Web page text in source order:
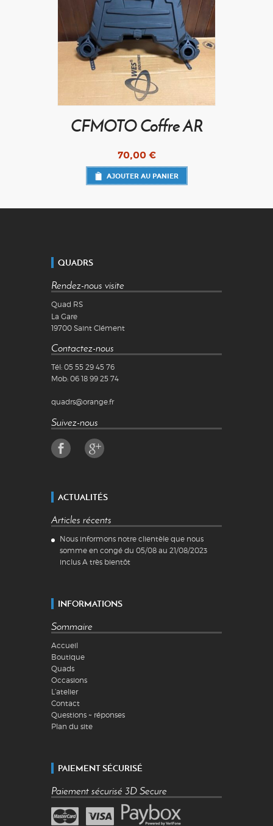
CFMOTO Coffre AR
70,00 €
AJOUTER AU PANIER
QUADRS
Rendez-nous visite
Quad RS
La Gare
19700 Saint Clément
Contactez-nous
Tél: 05 55 29 45 76
Mob: 06 18 99 25 74
quadrs@orange.fr
Suivez-nous
ACTUALITÉS
Articles récents
Nous informons notre clientèle que nous
somme en congé du 05/08 au 21/08/2023
inclus A très bientôt
INFORMATIONS
Sommaire
Accueil
Boutique
Quads
Occasions
L’atelier
Contact
Questions ~ réponses
Plan du site
PAIEMENT SÉCURISÉ
Paiement sécurisé 3D Secure